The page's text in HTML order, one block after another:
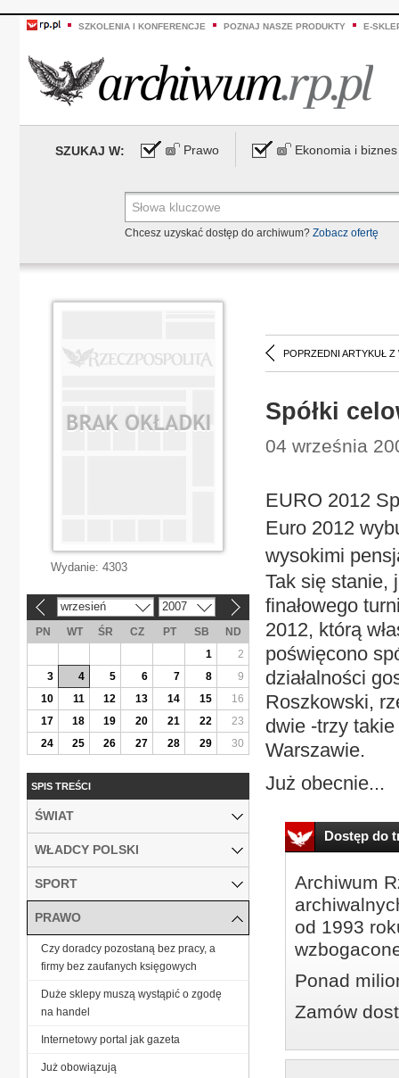
SZKOLENIA I KONFERENCJE POZNAJ NASZE PRODUKTY E-
SZUKAJ W: Prawo Ekonomia i biznes
Chcesz uzyskać dostęp do archiwum? Zobacz ofertę
POPRZEDNI ARTYKUŁ Z
Spółki
04 września
EURO 2012
Euro 2012
wysokimi
Tak się stanie,
finałowego
2012, którą
poświęcono
działalności
Roszkowski,
dwie -trzy takie
Warszawie.
Już obecnie...
Dostęp do
Archiwum
od 1993
Ponad
Zamów
Wydanie: 4303
wrzesień 2007
PN WT ŚR CZ PT SB
ND
1
2
3
4 5 6 7 8
9
10
11 12 13 14 15
16
17
18 19 20 21 22
23
24
25 26 27 28 29 30
SPIS TREŚCI
ŚWIAT
WŁADCY POLSKI
SPORT
PRAWO
Czy doradcy pozostaną bez pracy, a
firmy bez zaufanych księgowych
Duże sklepy muszą wystąpić o zgodę
na handel
Internetowy portal jak gazeta
Już obowiązują